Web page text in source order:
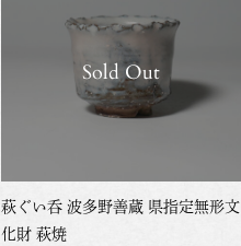
Sold Out
萩ぐい呑 波多野善蔵 県指定無形文
化財 萩焼